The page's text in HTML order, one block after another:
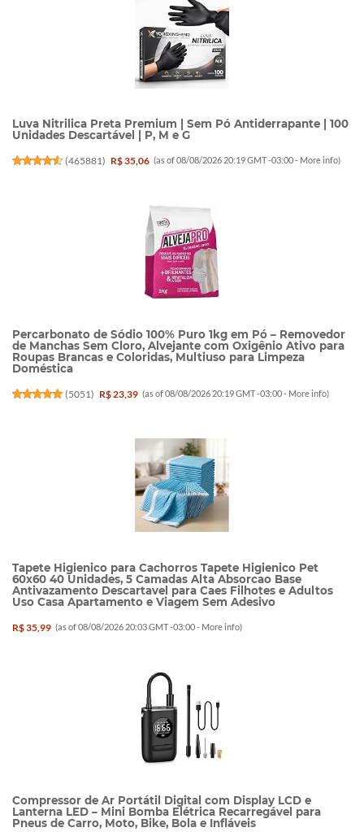
Luva Nitrilica Preta Premium | Sem Pó Antiderrapante | 100
Unidades Descartável | P, M e G
(465881) R$ 35,06 (as of 08/08/2026 20:19 GMT -03:00 - More info)
Percarbonato de Sódio 100% Puro 1kg em Pó – Removedor
de Manchas Sem Cloro, Alvejante com Oxigênio Ativo para
Roupas Brancas e Coloridas, Multiuso para Limpeza
Doméstica
(5051) R$ 23,39 (as of 08/08/2026 20:19 GMT -03:00 - More info)
Tapete Higienico para Cachorros Tapete Higienico Pet
60x60 40 Unidades, 5 Camadas Alta Absorcao Base
Antivazamento Descartavel para Caes Filhotes e Adultos
Uso Casa Apartamento e Viagem Sem Adesivo
R$ 35,99 (as of 08/08/2026 20:03 GMT -03:00 - More info)
Compressor de Ar Portátil Digital com Display LCD e
Lanterna LED – Mini Bomba Elétrica Recarregável para
Pneus de Carro, Moto, Bike, Bola e Infláveis